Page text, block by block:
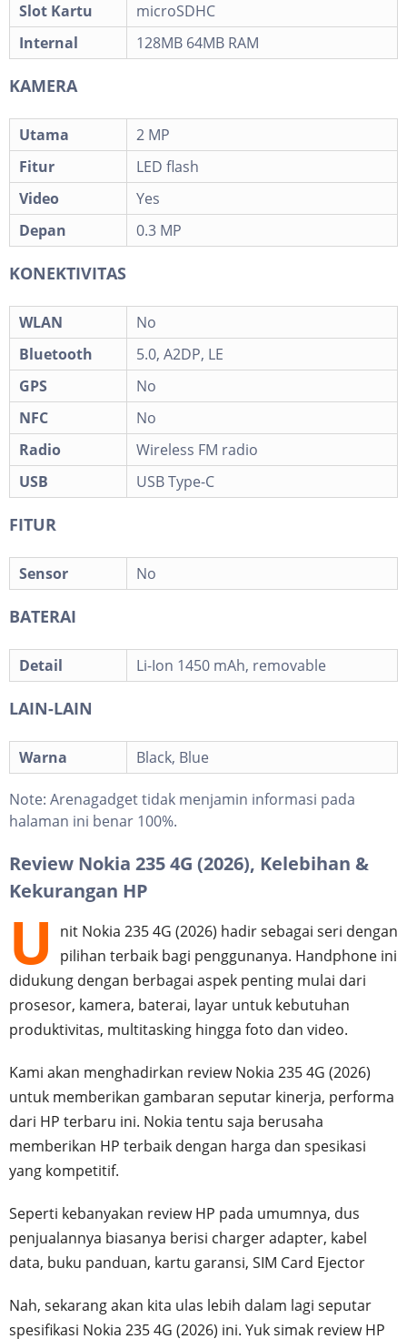
Slot Kartu
microSDHC
Internal
128MB 64MB RAM
KAMERA
Utama
2 MP
Fitur
LED flash
Video
Yes
Depan
0.3 MP
KONEKTIVITAS
WLAN
No
Bluetooth
5.0, A2DP, LE
GPS
No
NFC
No
Radio
Wireless FM radio
USB
USB Type-C
FITUR
Sensor No
BATERAI
Detail Li-Ion 1450 mAh, removable
LAIN-LAIN
Warna Black, Blue
Note: Arenagadget tidak menjamin informasi pada
halaman ini benar 100%.
Review Nokia 235 4G (2026), Kelebihan &
Kekurangan HP
U
nit Nokia 235 4G (2026) hadir sebagai seri dengan
pilihan terbaik bagi penggunanya. Handphone ini
didukung dengan berbagai aspek penting mulai dari
prosesor, kamera, baterai, layar untuk kebutuhan
produktivitas, multitasking hingga foto dan video.
Kami akan menghadirkan review Nokia 235 4G (2026)
untuk memberikan gambaran seputar kinerja, performa
dari HP terbaru ini. Nokia tentu saja berusaha
memberikan HP terbaik dengan harga dan spesikasi
yang kompetitif.
Seperti kebanyakan review HP pada umumnya, dus
penjualannya biasanya berisi charger adapter, kabel
data, buku panduan, kartu garansi, SIM Card Ejector
Nah, sekarang akan kita ulas lebih dalam lagi seputar
spesifikasi Nokia 235 4G (2026) ini. Yuk simak review HP